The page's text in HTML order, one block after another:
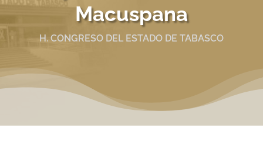
Macuspana
H. CONGRESO DEL ESTADO DE TABASCO